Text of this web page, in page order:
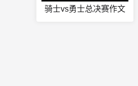
骑士vs勇士总决赛作文